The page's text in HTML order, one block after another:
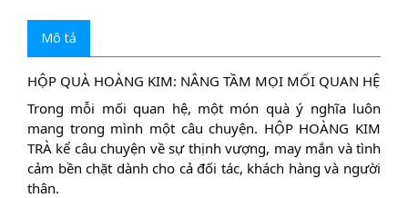
Mô tả
HỘP QUÀ HOÀNG KIM: NÂNG TẦM MỌI MỐI QUAN HỆ
Trong mỗi mối quan hệ, một món quà ý nghĩa luôn
mang trong mình một câu chuyện. HỘP HOÀNG KIM
TRÀ kể câu chuyện về sự thịnh vượng, may mắn và tình
cảm bền chặt dành cho cả đối tác, khách hàng và người
thân.